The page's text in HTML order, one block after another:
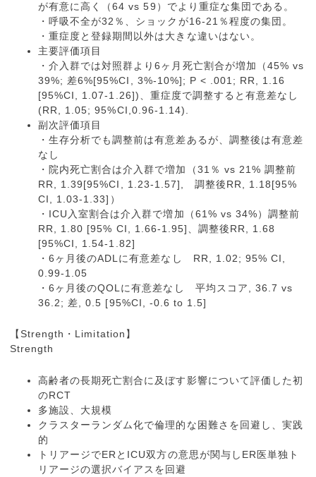
が有意に高く（64 vs 59）でより重症な集団である。
・呼吸不全が32％、ショックが16-21％程度の集団。
・重症度と登録期間以外は大きな違いはない。
主要評価項目
・介入群では対照群より6ヶ月死亡割合が増加（45% vs
39%; 差6%[95%CI, 3%-10%]; P < .001; RR, 1.16
[95%CI, 1.07-1.26])、重症度で調整すると有意差なし
(RR, 1.05; 95%CI,0.96-1.14).
副次評価項目
・生存分析でも調整前は有意差あるが、調整後は有意差
なし
・院内死亡割合は介入群で増加（31％ vs 21% 調整前
RR, 1.39[95%CI, 1.23-1.57], 調整後RR, 1.18[95%
CI, 1.03-1.33]）
・ICU入室割合は介入群で増加（61% vs 34%）調整前
RR, 1.80 [95% CI, 1.66-1.95]、調整後RR, 1.68
[95%CI, 1.54-1.82]
・6ヶ月後のADLに有意差なし RR, 1.02; 95% CI,
0.99-1.05
・6ヶ月後のQOLに有意差なし 平均スコア, 36.7 vs
36.2; 差, 0.5 [95%CI, -0.6 to 1.5]
【Strength・Limitation】
Strength
高齢者の長期死亡割合に及ぼす影響について評価した初
のRCT
多施設、大規模
クラスターランダム化で倫理的な困難さを回避し、実践
的
トリアージでERとICU双方の意思が関与しER医単独ト
リアージの選択バイアスを回避